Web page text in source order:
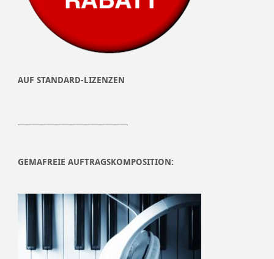
AUF STANDARD-LIZENZEN
GEMAFREIE AUFTRAGSKOMPOSITION: